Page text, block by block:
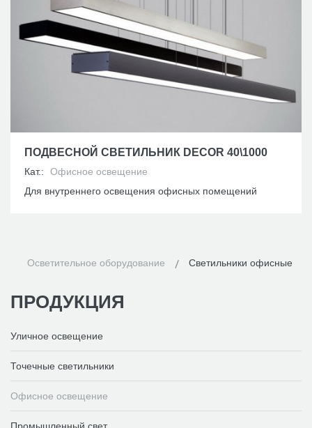
ПОДВЕСНОЙ СВЕТИЛЬНИК DECOR 40\1000
Кат.:
Офисное освещение
Для внутреннего освещения офисных помещений
Осветительное оборудование Светильники офисные
ПРОДУКЦИЯ
Уличное освещение
Точечные светильники
Офисное освещение